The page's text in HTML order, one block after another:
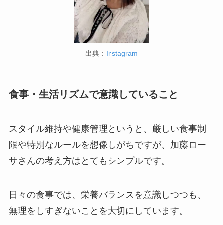
出典： Instagram
食事・生活リズムで意識していること
スタイル維持や健康管理というと、厳しい食事制
限や特別なルールを想像しがちですが、加藤ロー
サさんの考え方はとてもシンプルです。
日々の食事では、栄養バランスを意識しつつも、
無理をしすぎないことを大切にしています。